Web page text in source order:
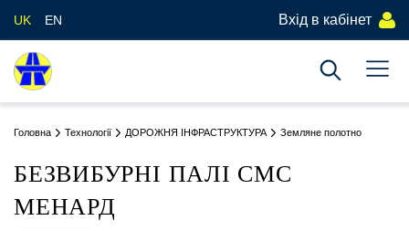
UK EN Вхід в кабінет
Головна Технології ДОРОЖНЯ ІНФРАСТРУКТУРА Земляне полотно
БЕЗВИБУРНІ ПАЛІ СМС
МЕНАРД